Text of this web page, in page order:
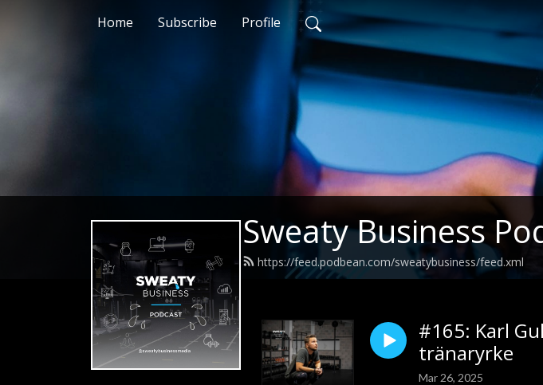
Home Subscribe Profile
Sweaty Business
https://feed.podbean.com/sweatybusiness/feed.xml
#165: Karl
tränaryrke
Mar 26, 2025